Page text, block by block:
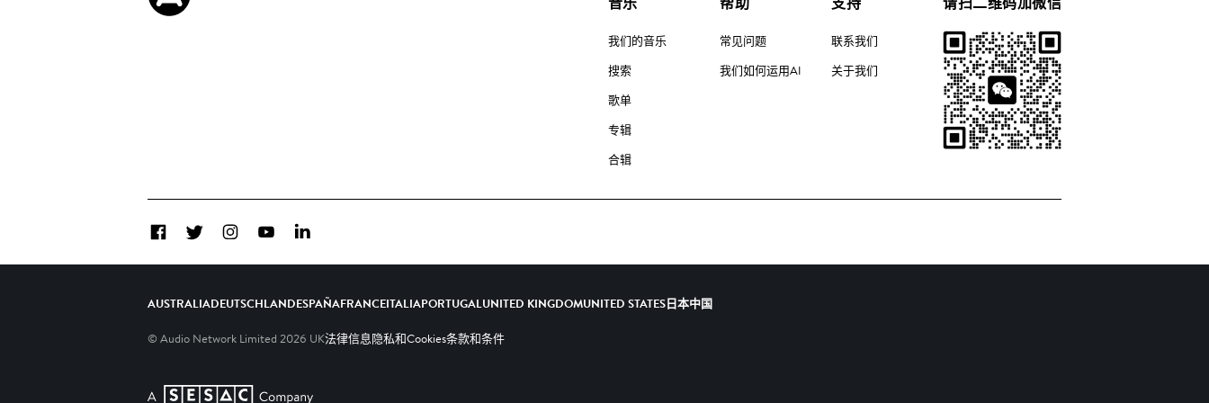
我们的音乐
搜索
歌单
专辑
合辑
常见问题
我们如何运用AI
联系我们
关于我们
FacebookTwitterInstagramYouTubeLinkedIn
AUSTRALIADEUTSCHLANDESPAÑAFRANCEITALIAPORTUGALUNITED KINGDOMUNITED STATES日本中国
© Audio Network Limited 2026 UK法律信息隐私和Cookies条款和条件
A SESAC Company